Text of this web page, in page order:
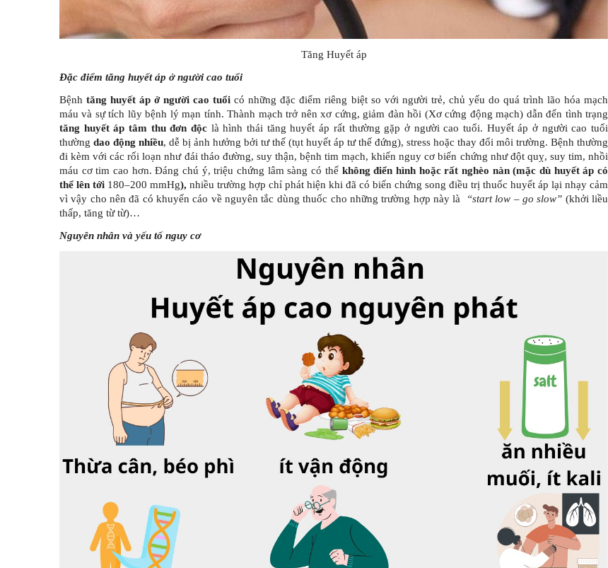
Tăng Huyết áp
Đặc điểm tăng huyết áp ở người cao tuổi
Bệnhtăng huyết áp ở người cao tuổi có những đặc điểm riêng biệt so với người trẻ, chủ yếu do quá trình lão hóa mạch
máu và sự tích lũy bệnh lý mạn tính. Thành mạch trở nên xơ cứng, giảm đàn hồi (Xơ cứng động mạch) dẫn đến tình trạng
tăng huyết áp tâm thu đơn độc là hình thái tăng huyết áp rất thường gặp ở người cao tuổi. Huyết áp ở người cao tuổi
thường dao động nhiều, dễ bị ảnh hưởng bởi tư thế (tụt huyết áp tư thế đứng), stress hoặc thay đổi môi trường. Bệnh thường
đi kèm với các rối loạn như đái tháo đường, suy thận, bệnh tim mạch, khiến nguy cơ biến chứng như đột quỵ, suy tim, nhồi
máu cơ tim cao hơn. Đáng chú ý, triệu chứng lâm sàng có thể không điển hình hoặc rất nghèo nàn (mặc dù huyết áp có
thể lên tới 180–200 mmHg), nhiều trường hợp chỉ phát hiện khi đã có biến chứng song điều trị thuốc huyết áp lại nhạy cảm
vì vậy cho nên đã có khuyến cáo về nguyên tắc dùng thuốc cho những trường hợp này là
“start low – go slow” (khởi liều
thấp, tăng từ từ)…
Nguyên nhân và yếu tố nguy cơ